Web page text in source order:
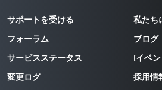
サポートを受ける
フォーラム
サービスステータス
変更ログ
私たち
ブログ
[イベ
採用情